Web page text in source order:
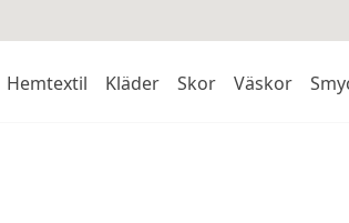
Hemtextil Kläder Skor Väskor